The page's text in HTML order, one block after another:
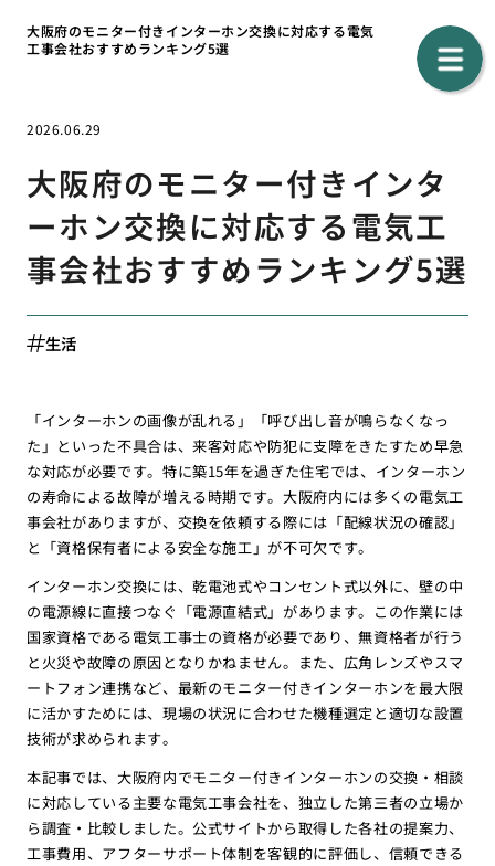
大阪府のモニター付きインターホン交換に対応する電気
工事会社おすすめランキング5選
2026.06.29
大阪府のモニター付きインタ
ーホン交換に対応する電気工
事会社おすすめランキング5選
生活
「インターホンの画像が乱れる」「呼び出し音が鳴らなくなっ
た」といった不具合は、来客対応や防犯に支障をきたすため早急
な対応が必要です。特に築15年を過ぎた住宅では、インターホン
の寿命による故障が増える時期です。大阪府内には多くの電気工
事会社がありますが、交換を依頼する際には「配線状況の確認」
と「資格保有者による安全な施工」が不可欠です。
インターホン交換には、乾電池式やコンセント式以外に、壁の中
の電源線に直接つなぐ「電源直結式」があります。この作業には
国家資格である電気工事士の資格が必要であり、無資格者が行う
と火災や故障の原因となりかねません。また、広角レンズやスマ
ートフォン連携など、最新のモニター付きインターホンを最大限
に活かすためには、現場の状況に合わせた機種選定と適切な設置
技術が求められます。
本記事では、大阪府内でモニター付きインターホンの交換・相談
に対応している主要な電気工事会社を、独立した第三者の立場か
ら調査・比較しました。公式サイトから取得した各社の提案力、
工事費用、アフターサポート体制を客観的に評価し、信頼できる